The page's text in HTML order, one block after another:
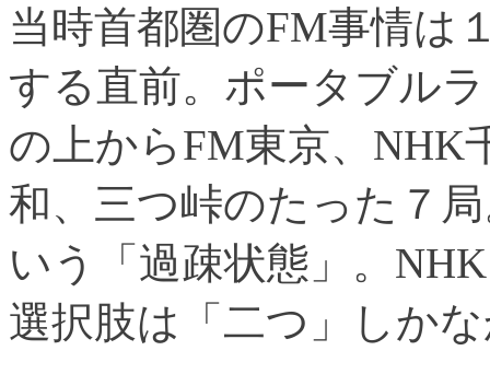
当時首都圏のFM事情は
する直前。ポータブル
の上からFM東京、NHK
和、三つ峠のたった７
いう「過疎状態」。
選択肢は「二つ」しか